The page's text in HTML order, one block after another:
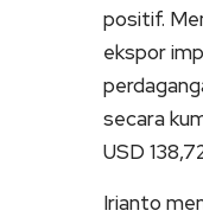
positif.
ekspor
secara
USD
Irianto